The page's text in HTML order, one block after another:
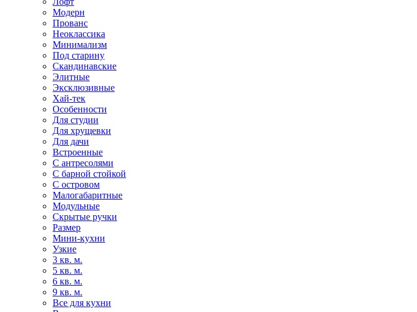
Модерн
Прованс
Неоклассика
Минимализм
Под старину
Скандинавские
Элитные
Эксклюзивные
Хай-тек
Особенности
Для студии
Для хрущевки
Для дачи
Встроенные
С антресолями
С барной стойкой
С островом
Малогабаритные
Модульные
Скрытые ручки
Размер
Мини-кухни
Узкие
3 кв. м.
5 кв. м.
6 кв. м.
9 кв. м.
Все для кухни